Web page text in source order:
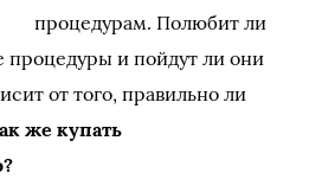
процедурам. Полюбит ли
процедуры и пойдут ли они
от того, правильно ли
же купать